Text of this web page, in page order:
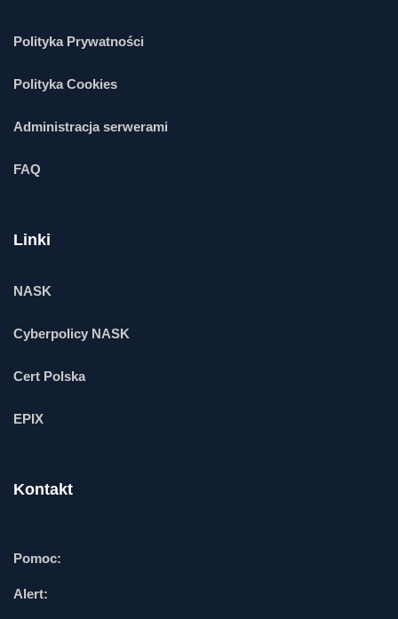
Polityka Prywatności
Polityka Cookies
Administracja serwerami
FAQ
Linki
NASK
Cyberpolicy NASK
Cert Polska
EPIX
Kontakt
Pomoc:
Alert: